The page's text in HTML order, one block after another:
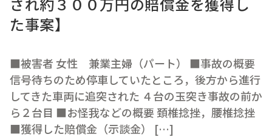
た事案】
■被害者 女性 兼業主婦（パート） ■事故の概要
信号待ちのため停車していたところ，後方から進行
してきた車両に追突された ４台の玉突き事故の前か
ら２台目 ■お怪我などの概要 頚椎捻挫，腰椎捻挫
■獲得した賠償金（示談金） […]